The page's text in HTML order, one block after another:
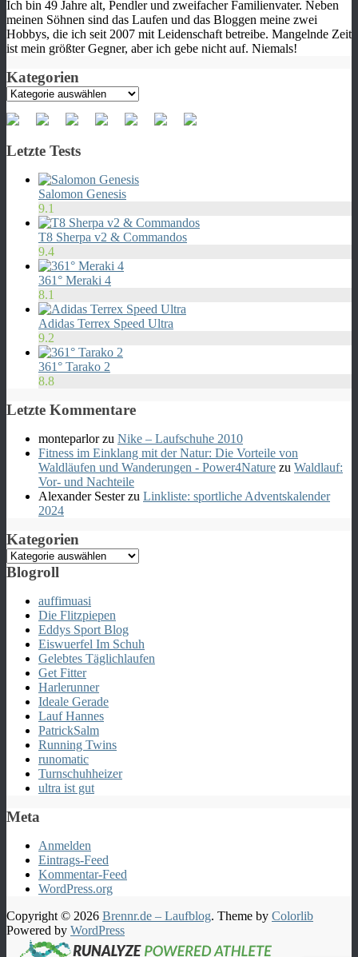
Ich bin 49 Jahre alt, Pendler und zweifacher Familienvater. Neben
meinen Söhnen sind das Laufen und das Bloggen meine zwei
Hobbys, die ich seit 2007 mit Leidenschaft betreibe. Mangelnde Zeit
ist mein größter Gegner, aber ich gebe nicht auf. Niemals!
Kategorien
Kategorien
Letzte Tests
Salomon Genesis
9.1
T8 Sherpa v2 & Commandos
9.4
361° Meraki 4
8.1
Adidas Terrex Speed Ultra
9.2
361° Tarako 2
8.8
Letzte Kommentare
monteparlorzu Nike – Laufschuhe 2010
Fitness im Einklang mit der Natur: Die Vorteile von
Waldläufen und Wanderungen - Power4Nature zu Waldlauf:
Vor- und Nachteile
Alexander Sesterzu Linkliste: sportliche Adventskalender
2024
Kategorien
Kategorien
Blogroll
auffimuasi
Die Flitzpiepen
Eddys Sport Blog
Eiswuerfel Im Schuh
Gelebtes Täglichlaufen
Get Fitter
Harlerunner
Ideale Gerade
Lauf Hannes
PatrickSalm
Running Twins
runomatic
Turnschuhheizer
ultra ist gut
Meta
Anmelden
Eintrags-Feed
Kommentar-Feed
WordPress.org
Copyright © 2026 Brennr.de – Laufblog. Theme by Colorlib
Powered by WordPress